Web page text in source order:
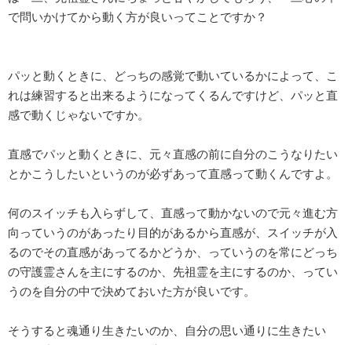
で問いかけてから動く方が良いってことですか？
パッと動くときに、どっちの感覚で動いているかによって、こ
れは練習すると出来るようになってくるんですけど、パッと直
感で動くじゃないですか。
直感でパッと動くときに、元々直感の前に自分のこうなりたい
とかこうしたいというのが必ずあって直感って動くんですよ。
何のスイッチも入らずして、直感って動かないので元々進む方
向っていうのがあったり目的があるから直感が、スイッチが入
るのでその直感があってるかどうか、っていうのを常にどっち
の守護霊さんを主にするのか、先祖霊を主にするのか、ってい
うのを自分の中で決めておいた方が良いです。
そうすると魂通り生きたいのか、自分の思い通りに生きたい